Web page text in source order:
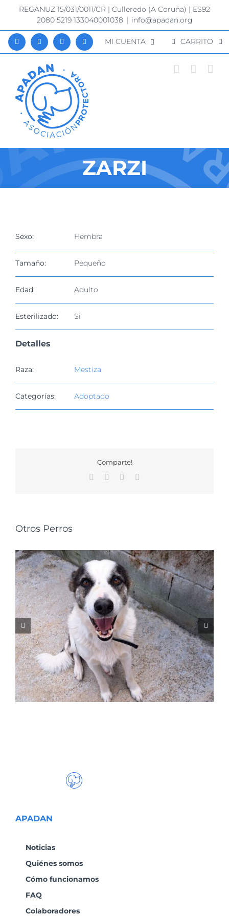
Saltar
contenido
REGANUZ 15/031/0011/CR | Culleredo (A Coruña) | ES92
2080 5219 133040001038 | info@apadan.org
MI CUENTA CARRITO
ZARZI
imagen
Sexo: Hembra
Tamaño: Pequeño
Edad: Adulto
Esterilizado: Si
Detalles
Raza: Mestiza
Categorías: Adoptado
Comparte!
Facebook WhatsApp
Otros Perros
NALA
APADAN
Noticias
Quiénes somos
Cómo funcionamos
FAQ
Colaboradores